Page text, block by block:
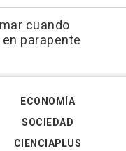
cuando
parapente
ECONOMÍA
SOCIEDAD
CIENCIAPLUS